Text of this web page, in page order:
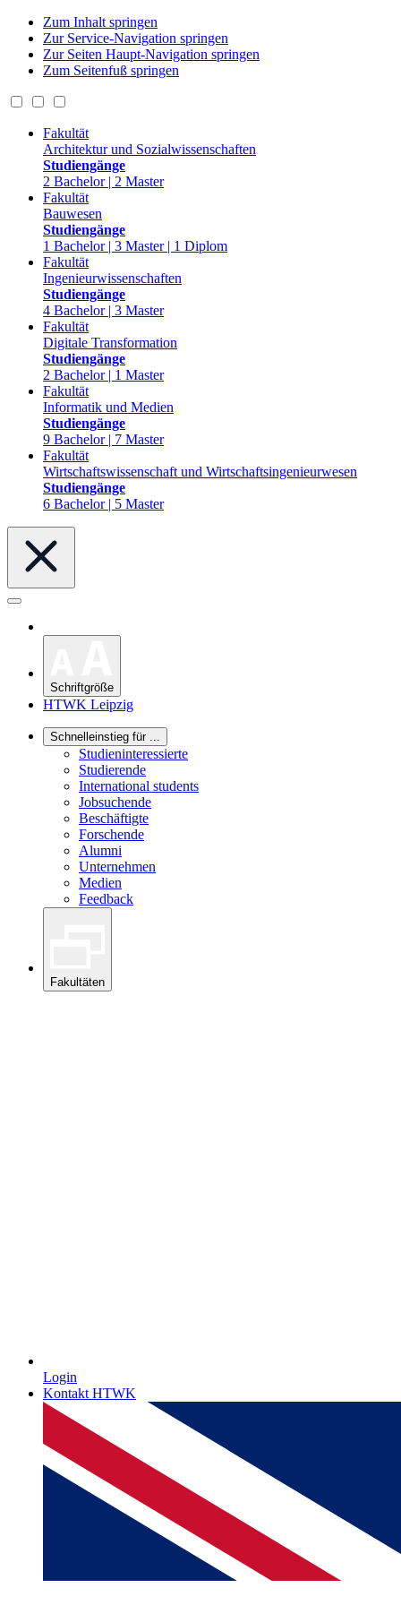
Zum Inhalt springen
Zur Service-Navigation springen
Zur Seiten Haupt-Navigation springen
Zum Seitenfuß springen
Fakultät
Architektur und Sozialwissenschaften
Studiengänge
2 Bachelor | 2 Master
Fakultät
Bauwesen
Studiengänge
1 Bachelor | 3 Master | 1 Diplom
Fakultät
Ingenieurwissenschaften
Studiengänge
4 Bachelor | 3 Master
Fakultät
Digitale Transformation
Studiengänge
2 Bachelor | 1 Master
Fakultät
Informatik und Medien
Studiengänge
9 Bachelor | 7 Master
Fakultät
Wirtschaftswissenschaft und Wirtschaftsingenieurwesen
Studiengänge
6 Bachelor | 5 Master
Schriftgröße
HTWK Leipzig
Schnelleinstieg für ...
Studieninteressierte
Studierende
International students
Jobsuchende
Beschäftigte
Forschende
Alumni
Unternehmen
Medien
Feedback
Fakultäten
Login
Kontakt HTWK